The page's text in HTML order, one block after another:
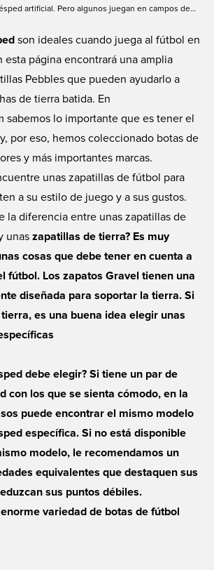
artificial. Pero algunos juegan en campos de
pequeñas y grava. Cuando se juega en este tipo
tenga el equipo adecuado. El fútbol para césped
duraderas que las botas de fútbol normales.
gran selección de botas de césped, a todos los
son ideales cuando juega al fútbol en
esta página encontrará una amplia
Pebbles que pueden ayudarlo a
de tierra batida. En
sabemos lo importante que es tener el
por eso, hemos coleccionado botas de
y más importantes marcas.
unas zapatillas de fútbol para
a su estilo de juego y a sus gustos.
la diferencia entre unas zapatillas de
unas zapatillas de tierra? Es muy
cosas que debe tener en cuenta a
fútbol. Los zapatos Gravel tienen una
diseñada para soportar la tierra. Si
es una buena idea elegir unas
debe elegir? Si tiene un par de
con los que se sienta cómodo, en la
puede encontrar el mismo modelo
específica. Si no está disponible
modelo, le recomendamos un
equivalentes que destaquen sus
sus puntos débiles.
enorme variedad de botas de fútbol